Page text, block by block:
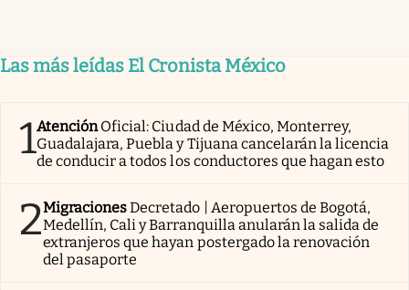
Las más leídas El Cronista México
1AtenciónOficial: Ciudad de México, Monterrey,
Guadalajara, Puebla y Tijuana cancelarán la licencia
de conducir a todos los conductores que hagan esto
2MigracionesDecretado | Aeropuertos de Bogotá,
Medellín, Cali y Barranquilla anularán la salida de
extranjeros que hayan postergado la renovación
del pasaporte